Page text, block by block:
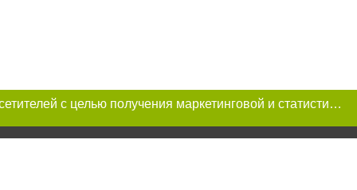
Этот сайт использует «cookies». Также сайт использует интернет-сервис для сбора технических данных касательно посетителей с целью получения маркетинговой и статистической информации. Условия обработки данных посетителей сайта см.